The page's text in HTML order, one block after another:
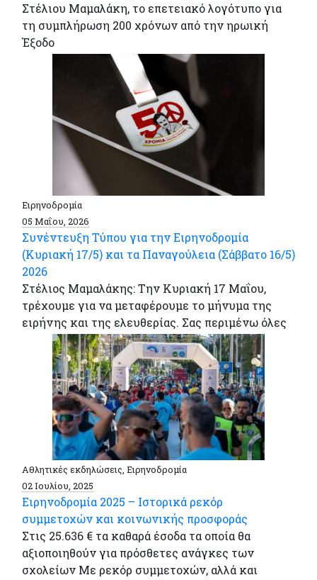
Στέλιου Μαμαλάκη, το επετειακό λογότυπο για
τη συμπλήρωση 200 χρόνων από την ηρωική
Έξοδο
Ειρηνοδρομία
05 Μαΐου, 2026
Συνέντευξη Τύπου για την Ειρηνοδρομία
(Κυριακή 17/5) και τα Παναγούλεια (Σάββατο 16/5)
2026
Στέλιος Μαμαλάκης: Την Κυριακή 17 Μαΐου,
τρέχουμε για να μεταφέρουμε το μήνυμα της
ειρήνης και της ελευθερίας. Σας περιμένω όλες
Αθλητικές εκδηλώσεις, Ειρηνοδρομία
02 Ιουλίου, 2025
Ειρηνοδρομία 2025 – Ιστορικά ρεκόρ
συμμετοχών και κοινωνικής προσφοράς
Στις 25.636 € τα καθαρά έσοδα τα οποία θα
αξιοποιηθούν για πρόσθετες ανάγκες των
σχολείων Με ρεκόρ συμμετοχών, αλλά και